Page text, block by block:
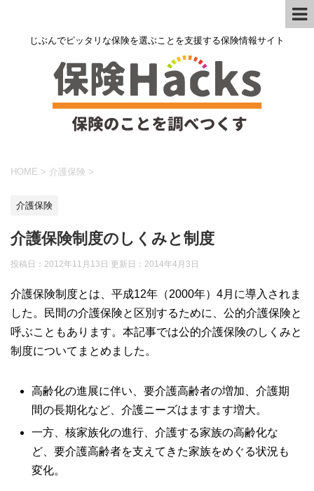
じぶんでピッタリな保険を選ぶことを支援する保険情報サイト
HOME > 介護保険 >
介護保険
介護保険制度のしくみと制度
投稿日：2012年11月13日 更新日： 2014年4月3日
介護保険制度とは、平成12年（2000年）4月に導入されま
した。民間の介護保険と区別するために、公的介護保険と
呼ぶこともあります。本記事では公的介護保険のしくみと
制度についてまとめました。
高齢化の進展に伴い、要介護高齢者の増加、介護期
間の長期化など、介護ニーズはますます増大。
一方、核家族化の進行、介護する家族の高齢化な
ど、要介護高齢者を支えてきた家族をめぐる状況も
変化。